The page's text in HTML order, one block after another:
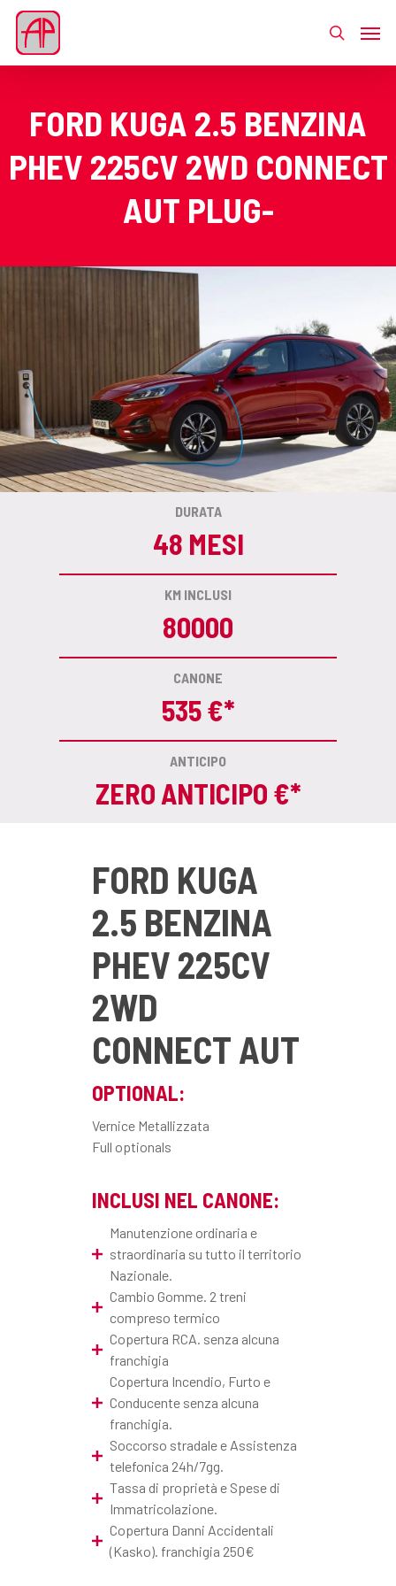
FORD KUGA 2.5 BENZINA
PHEV 225CV 2WD CONNECT
AUT PLUG-
DURATA
48 MESI
KM INCLUSI
80000
CANONE
535 €*
ANTICIPO
ZERO ANTICIPO €*
FORD KUGA
2.5 BENZINA
PHEV 225CV
2WD
CONNECT AUT
OPTIONAL:
Vernice Metallizzata
Full optionals
INCLUSI NEL CANONE:
Manutenzione ordinaria e
straordinaria su tutto il territorio
Nazionale.
Cambio Gomme. 2 treni
compreso termico
Copertura RCA. senza alcuna
franchigia
Copertura Incendio, Furto e
Conducente senza alcuna
franchigia.
Soccorso stradale e Assistenza
telefonica 24h/7gg.
Tassa di proprietà e Spese di
Immatricolazione.
Copertura Danni Accidentali
(Kasko). franchigia 250€